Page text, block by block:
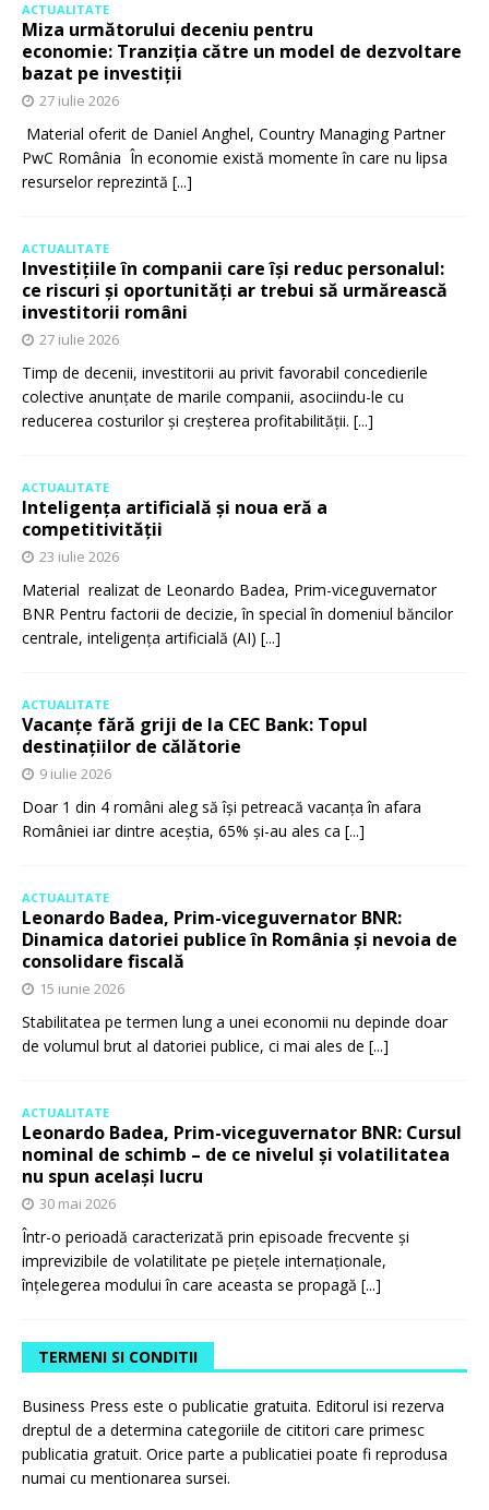
ACTUALITATE
Miza următorului deceniu pentru
economie: Tranziția către un model de dezvoltare
bazat pe investiții
27 iulie 2026
Material oferit de Daniel Anghel, Country Managing Partner
PwC România În economie există momente în care nu lipsa
resurselor reprezintă [...]
ACTUALITATE
Investițiile în companii care își reduc personalul:
ce riscuri și oportunități ar trebui să urmărească
investitorii români
27 iulie 2026
Timp de decenii, investitorii au privit favorabil concedierile
colective anunțate de marile companii, asociindu-le cu
reducerea costurilor și creșterea profitabilității. [...]
ACTUALITATE
Inteligența artificială și noua eră a
competitivității
23 iulie 2026
Material realizat de Leonardo Badea, Prim-viceguvernator
BNR Pentru factorii de decizie, în special în domeniul băncilor
centrale, inteligența artificială (AI) [...]
ACTUALITATE
Vacanțe fără griji de la CEC Bank: Topul
destinațiilor de călătorie
9 iulie 2026
Doar 1 din 4 români aleg să își petreacă vacanța în afara
României iar dintre aceștia, 65% și-au ales ca [...]
ACTUALITATE
Leonardo Badea, Prim-viceguvernator BNR:
Dinamica datoriei publice în România și nevoia de
consolidare fiscală
15 iunie 2026
Stabilitatea pe termen lung a unei economii nu depinde doar
de volumul brut al datoriei publice, ci mai ales de [...]
ACTUALITATE
Leonardo Badea, Prim-viceguvernator BNR: Cursul
nominal de schimb – de ce nivelul și volatilitatea
nu spun același lucru
30 mai 2026
Într-o perioadă caracterizată prin episoade frecvente și
imprevizibile de volatilitate pe piețele internaționale,
înțelegerea modului în care aceasta se propagă [...]
TERMENI SI CONDITII
Business Press este o publicatie gratuita. Editorul isi rezerva
dreptul de a determina categoriile de cititori care primesc
publicatia gratuit. Orice parte a publicatiei poate fi reprodusa
numai cu mentionarea sursei.